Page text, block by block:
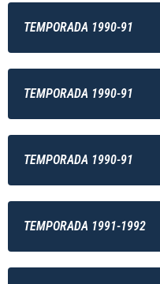
TEMPORADA 1990-91
TEMPORADA 1990-91
TEMPORADA 1990-91
TEMPORADA 1991-1992